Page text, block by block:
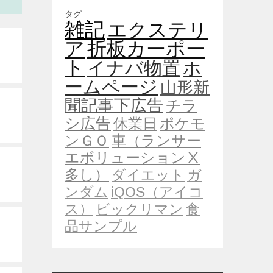
タグ
雑記エクステリ
ア折板カーポー
ト イナバ物置ホ
ームページ 山形新
聞記事下広告 チラ
シ広告休業日 ポケモ
ンＧＯ 車（ランサー
エボリューションⅩ
多し）
ダイエット ガ
ンダム iQOS（アイコ
ス）
ビックリマン 食
品サンプル